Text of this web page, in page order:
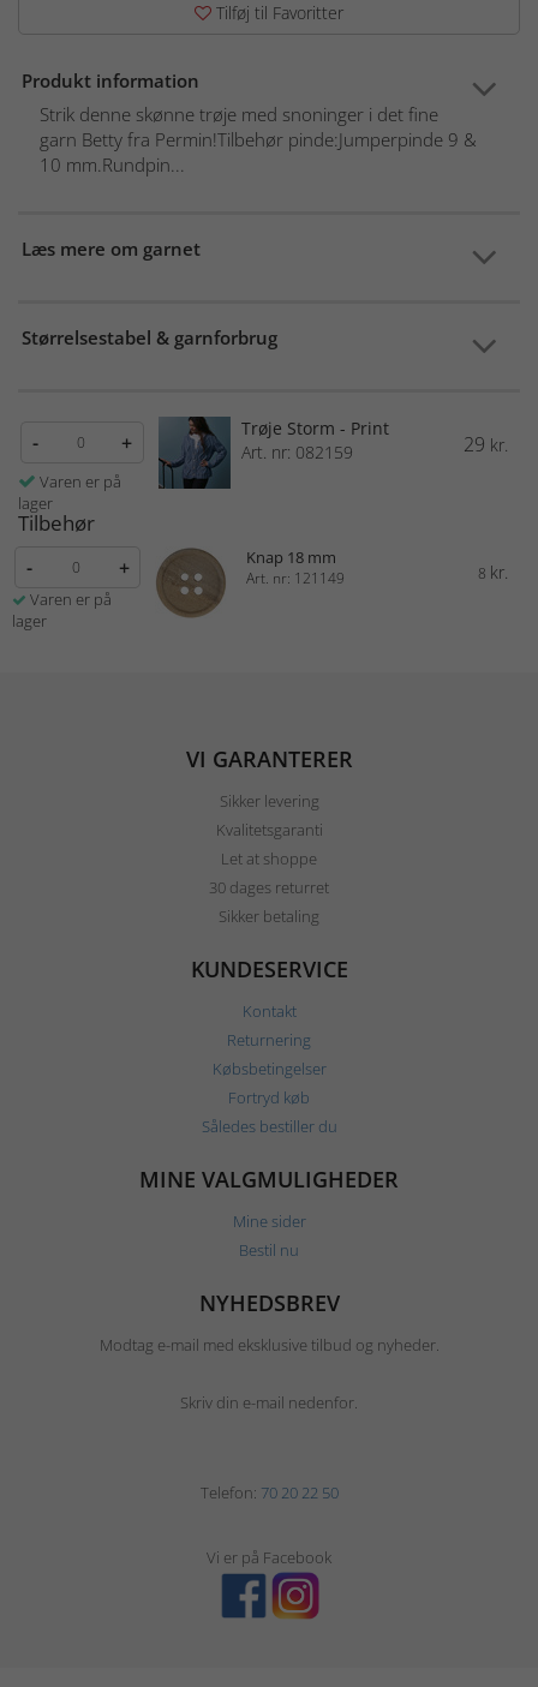
Tilføj til Favoritter
Produkt information
Strik denne skønne trøje med snoninger i det fine
garn Betty fra Permin!Tilbehør pinde:Jumperpinde 9 &
10 mm.Rundpin...
Læs mere om garnet
Størrelsestabel & garnforbrug
- +
Varen er på
lager
Trøje Storm - Print
Art. nr: 082159
29 kr.
Tilbehør
- +
Varen er på
lager
Knap 18 mm
Art. nr: 121149 8 kr.
VI GARANTERER
Sikker levering
Kvalitetsgaranti
Let at shoppe
30 dages returret
Sikker betaling
KUNDESERVICE
Kontakt
Returnering
Købsbetingelser
Fortryd køb
Således bestiller du
MINE VALGMULIGHEDER
Mine sider
Bestil nu
NYHEDSBREV
Modtag e-mail med eksklusive tilbud og nyheder.
Skriv din e-mail nedenfor.
Telefon: 70 20 22 50
Vi er på Facebook